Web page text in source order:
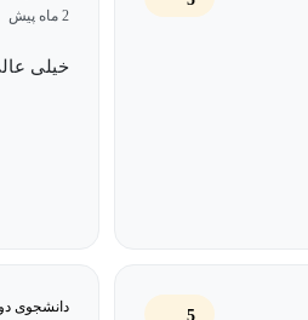
2 ماه پیش
خیلی
5
دانشجوی